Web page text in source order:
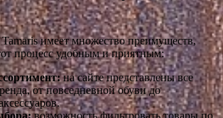
имеет множество преимуществ,
процесс удобным и приятным:
на сайте представлены все
от повседневной обуви до
возможность фильтровать товары по